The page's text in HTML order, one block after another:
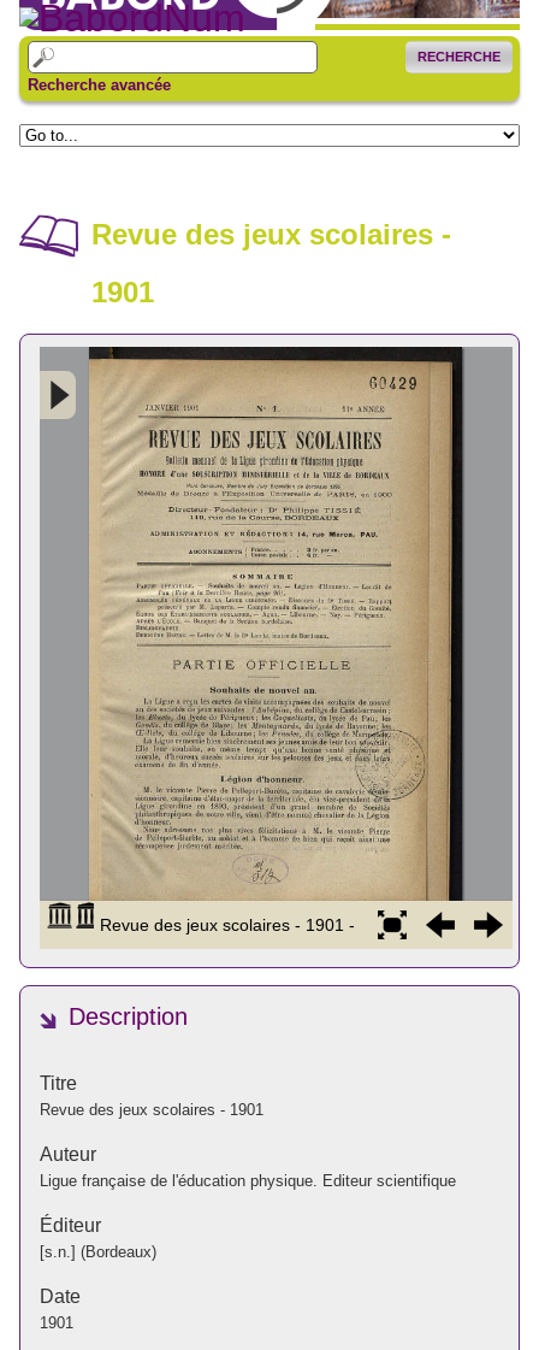
RECHERCHE
Recherche avancée
Revue des jeux scolaires -
1901
Description
Titre
Revue des jeux scolaires - 1901
Auteur
Ligue française de l'éducation physique. Editeur scientifique
Éditeur
[s.n.] (Bordeaux)
Date
1901